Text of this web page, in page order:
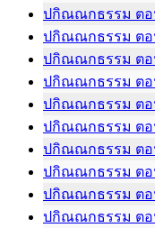
ปกิณณกธรรม ตอ
ปกิณณกธรรม ตอ
ปกิณณกธรรม ตอ
ปกิณณกธรรม ตอ
ปกิณณกธรรม ตอ
ปกิณณกธรรม ตอ
ปกิณณกธรรม ตอ
ปกิณณกธรรม ตอ
ปกิณณกธรรม ตอ
ปกิณณกธรรม ตอ